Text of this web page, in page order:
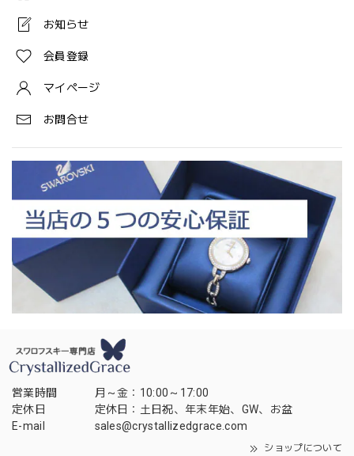
お知らせ
会員登録
マイページ
お問合せ
営業時間
月～金：10:00～17:00
定休日
定休日：土日祝、年末年始、GW、お盆
E-mail
sales@crystallizedgrace.com
ショップについて